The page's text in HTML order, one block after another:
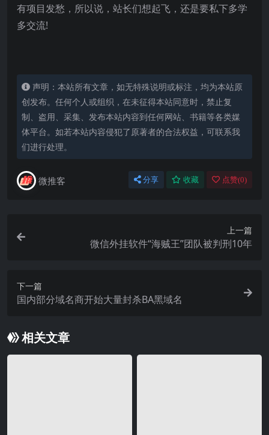
有项目发愁，所以说，站长们想起飞，还是要私下多学
多交流!
声明：本站所有文章，如无特殊说明或标注，均为本站原
创发布。任何个人或组织，在未征得本站同意时，禁止复
制、盗用、采集、发布本站内容到任何网站、书籍等各类媒
体平台。如若本站内容侵犯了原著者的合法权益，可联系我
们进行处理。
微推客 分享 收藏 点赞(0)
上一篇
微信外挂软件“海贼王”团队被判刑10年
下一篇
国内部分域名商开始大量封杀BA黑域名
相关文章